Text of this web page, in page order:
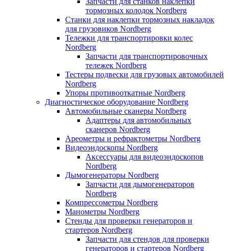
тормозных колодок Nordberg
Станки для наклепки тормозных накладок
для грузовиков Nordberg
Тележки для транспортировки колес
Nordberg
Запчасти для транспортировочных
тележек Nordberg
Тестеры подвески для грузовых автомобилей
Nordberg
Упоры противооткатные Nordberg
Диагностическое оборудование Nordberg
Автомобильные сканеры Nordberg
Адаптеры для автомобильных
сканеров Nordberg
Ареометры и рефрактометры Nordberg
Видеоэндоскопы Nordberg
Аксессуары для видеоэндоскопов
Nordberg
Дымогенераторы Nordberg
Запчасти для дымогенераторов
Nordberg
Компрессометры Nordberg
Манометры Nordberg
Стенды для проверки генераторов и
стартеров Nordberg
Запчасти для стендов для проверки
генераторов и стартеров Nordberg